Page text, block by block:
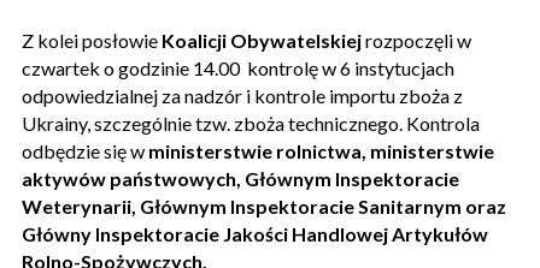
Z kolei posłowie Koalicji Obywatelskiejrozpoczęli w
czwartek o godzinie 14.00 kontrolę w 6 instytucjach
odpowiedzialnej za nadzór i kontrole importu zboża z
Ukrainy, szczególnie tzw. zboża technicznego. Kontrola
odbędzie się w ministerstwie rolnictwa, ministerstwie
aktywów państwowych, Głównym Inspektoracie
Weterynarii, Głównym Inspektoracie Sanitarnym oraz
Główny Inspektoracie Jakości Handlowej Artykułów
Rolno-Spożywczych.